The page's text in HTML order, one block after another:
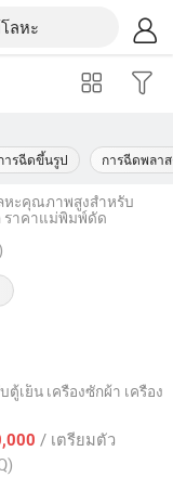
ารฉีดขึ้นรูป การฉีดพลา
หะคุณภาพสูงสำหรับ
ราคาแม่พิมพ์ดัด
ตู้เย็น เครื่องซักผ้า เครื่อง
/ เตรียมตัว
2025